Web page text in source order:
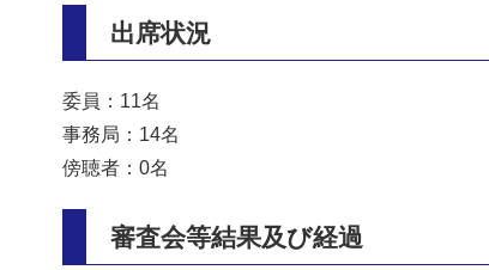
出席状況
委員：11名
事務局：14名
傍聴者：0名
審査会等結果及び経過